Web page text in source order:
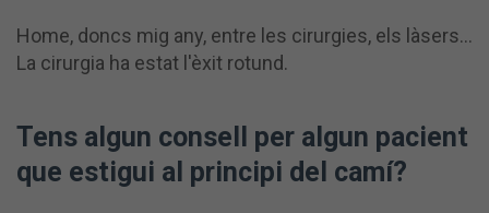
Home, doncs mig any, entre les cirurgies, els làsers…
La cirurgia ha estat l'èxit rotund.
Tens algun consell per algun pacient
que estigui al principi del camí?